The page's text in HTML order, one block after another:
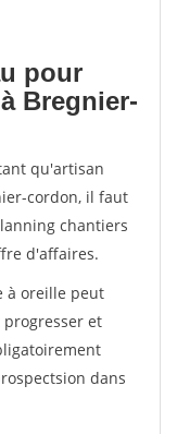
pour
Bregnier-
qu'artisan
cordon, il faut
chantiers
d'affaires.
à oreille peut
et
dans